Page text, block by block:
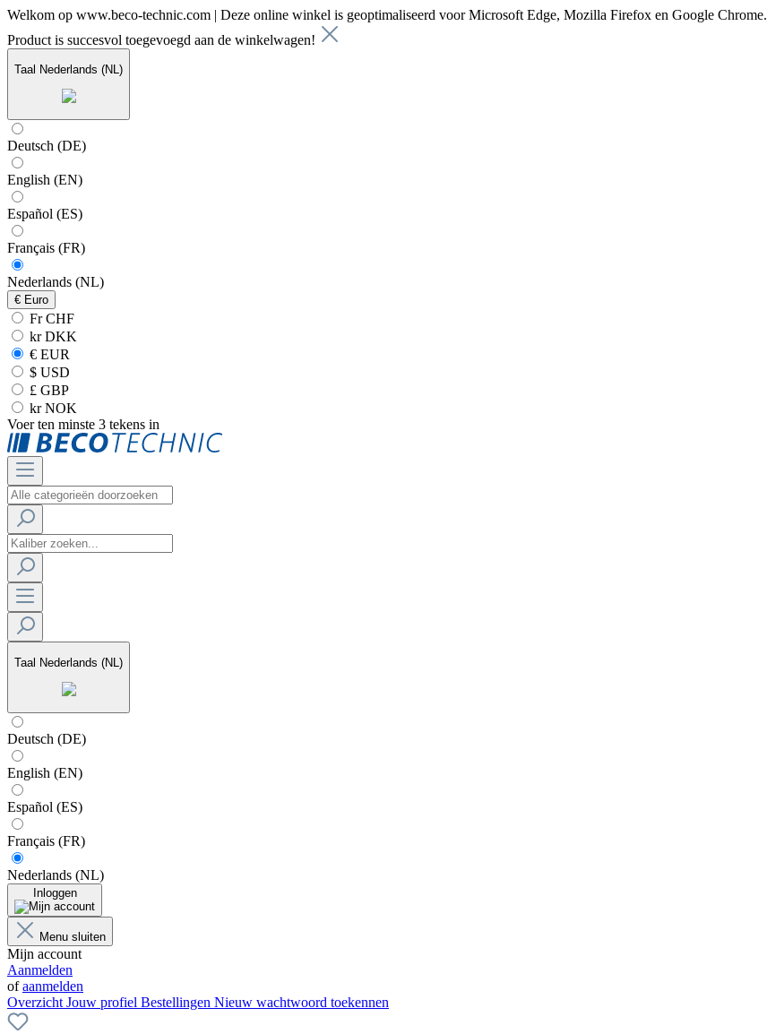
Welkom op www.beco-technic.com | Deze online winkel is geoptimaliseerd voor Microsoft Edge, Mozilla Firefox en Google Chrome.
Product is succesvol toegevoegd aan de winkelwagen!
Taal Nederlands (NL)
Deutsch (DE)
English (EN)
Español (ES)
Français (FR)
Nederlands (NL)
€ Euro
Fr CHF
kr DKK
€ EUR
$ USD
£ GBP
kr NOK
Voer ten minste 3 tekens in
Taal Nederlands (NL)
Deutsch (DE)
English (EN)
Español (ES)
Français (FR)
Nederlands (NL)
Inloggen
Menu sluiten
Mijn account
Aanmelden
ofaanmelden
Overzicht Jouw profiel Bestellingen Nieuw wachtwoord toekennen